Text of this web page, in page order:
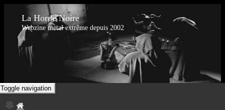
La Horde Noire
Webzine metal extrême depuis 2002
Toggle navigation